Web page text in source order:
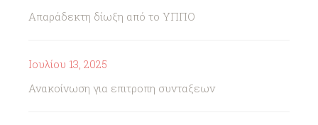
Απαράδεκτη δίωξη από το ΥΠΠΟ
Ιουλίου 13, 2025
Ανακοίνωση για επιτροπη συνταξεων